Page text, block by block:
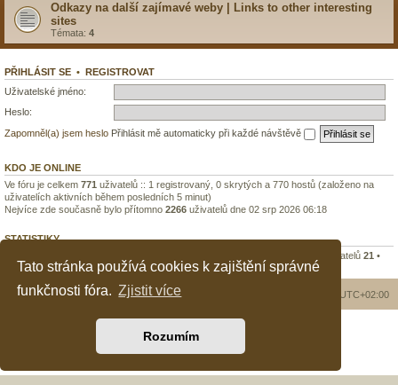
Tato stránka používá cookies k zajištění správné
funkčnosti fóra. Zjistit více
Rozumím
Odkazy na další zajímavé weby | Links to other interesting
sites
Témata: 4
PŘIHLÁSIT SE • REGISTROVAT
Uživatelské jméno:
Heslo:
Zapomněl(a) jsem heslo Přihlásit mě automaticky při každé návštěvě
KDO JE ONLINE
Ve fóru je celkem 771 uživatelů :: 1 registrovaný, 0 skrytých a 770 hostů (založeno na
uživatelích aktivních během posledních 5 minut)
Nejvíce zde současně bylo přítomno 2266 uživatelů dne 02 srp 2026 06:18
STATISTIKY
• Celkem zaregistrovaných uživatelů 21 •
Nejnovějším uživatelem jeKača9
Obsah fóra UTC+02:00
Český překlad –